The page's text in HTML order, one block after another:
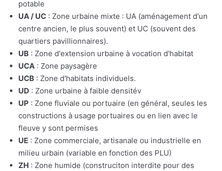
potable
UA / UC : Zone urbaine mixte : UA (aménagement d'un
centre ancien, le plus souvent) et UC (souvent des
quartiers pavillionnaires).
UB : Zone d'extension urbaine à vocation d'habitat
UCA : Zone paysagère
UCB : Zone d'habitats individuels.
UD : Zone urbaine à faible densitév
UP : Zone fluviale ou portuaire (en général, seules les
constructions à usage portuaires ou en lien avec le
fleuve y sont permises
UE : Zone commerciale, artisanale ou industrielle en
milieu urbain (variable en fonction des PLU)
ZH : Zone humide (construciton interdite pour des